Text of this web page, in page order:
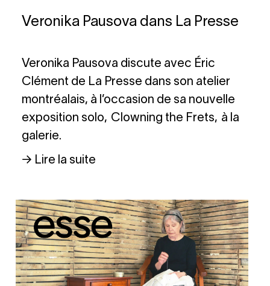
Veronika Pausova dans La Presse
Veronika Pausova discute avec Éric
Clément de La Presse dans son atelier
montréalais, à l’occasion de sa nouvelle
exposition solo, Clowning the Frets, à la
galerie.
→ Lire la suite